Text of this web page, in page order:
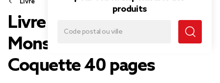
produits
Livre
Livre d'histoire Les
Monsieur Madame Mme
Coquette 40 pages